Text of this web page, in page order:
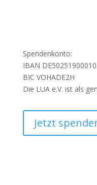
Spendenkonto:
IBAN
BIC VOHADE2H
Die LUA e.V. ist als
Jetzt